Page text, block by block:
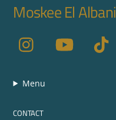
Moskee El Albani
Menu
CONTACT